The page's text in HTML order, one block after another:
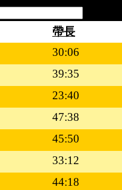
帶長
30:06
39:35
23:40
47:38
45:50
33:12
44:18